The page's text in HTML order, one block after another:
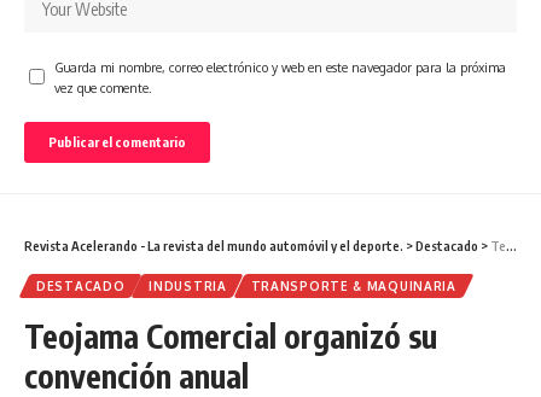
Guarda mi nombre, correo electrónico y web en este navegador para la próxima
vez que comente.
Revista Acelerando - La revista del mundo automóvil y el deporte. >Destacado > Teojama Comercial organizó su convención anual
DESTACADO INDUSTRIA TRANSPORTE & MAQUINARIA
Teojama Comercial organizó su
convención anual